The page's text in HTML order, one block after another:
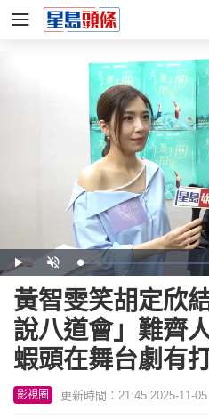
Play UnmuteLoaded:
4.15%
黃智雯笑胡定欣
說八道會」難齊
蝦頭在舞台劇有
影視圈 更新時間：21:45 2025-11-